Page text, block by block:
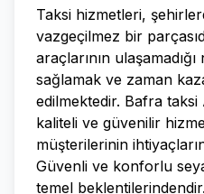
Taksi hizmetleri,
vazgeçilmez bir
araçlarının
sağlamak ve zaman
edilmektedir. Bafra taksi
kaliteli ve güvenilir
müşterilerinin
Güvenli ve konforlu
temel